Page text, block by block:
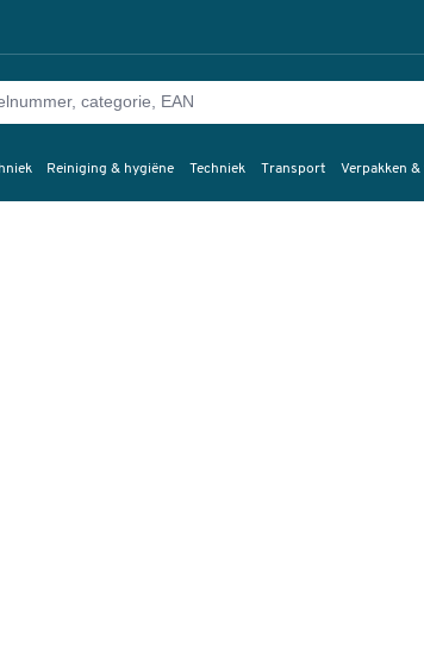
Reiniging & hygiëne Techniek Transport Verpakken &